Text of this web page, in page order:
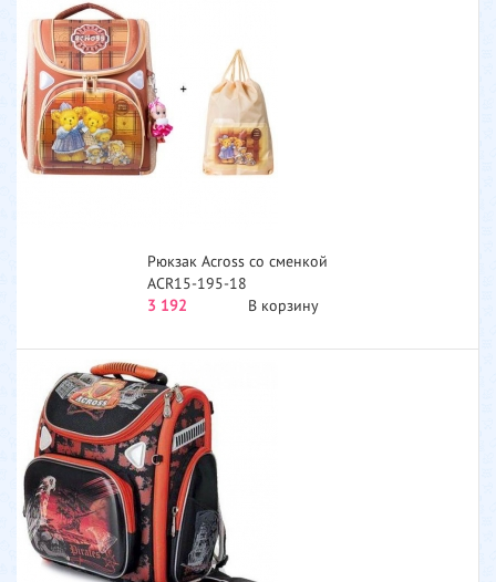
Рюкзак Across со сменкой
ACR15-195-18
3 192
В корзину